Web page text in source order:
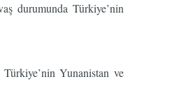
durumunda Türkiye’nin
Yunanistan ve